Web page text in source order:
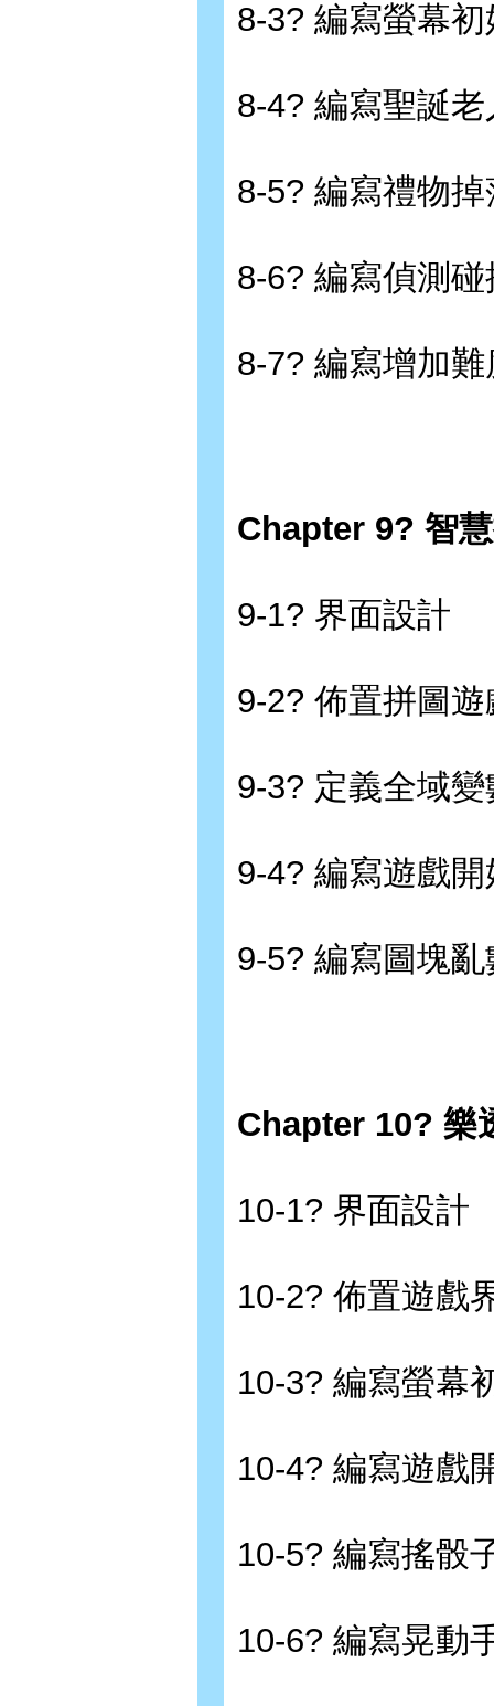
8-3? 編寫螢幕
8-4? 編寫聖誕
8-5? 編寫禮物
8-6? 編寫偵測
8-7? 編寫增加
Chapter 9? 智
9-1? 界面設計
9-2? 佈置拼圖
9-3? 定義全域變
9-4? 編寫遊戲
9-5? 編寫圖塊
Chapter 10? 樂
10-1? 界面設計
10-2? 佈置遊戲
10-3? 編寫螢幕
10-4? 編寫遊戲
10-5? 編寫搖骰
10-6? 編寫晃動